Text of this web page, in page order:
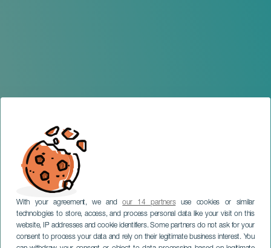
With your agreement, we andour 14 partnersuse cookies or similar
technologies to store, access, and process personal data like your visit on this
website, IP addresses and cookie identifiers. Some partners do not ask for your
consent to process your data and rely on their legitimate business interest. You
LA PALMA